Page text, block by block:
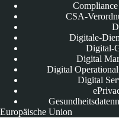
CSA-
Digitale-
Digital-
Digital
Digital
Digital
Europäische Union